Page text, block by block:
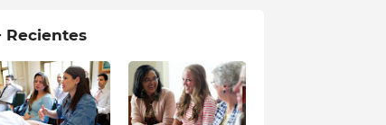
Recientes